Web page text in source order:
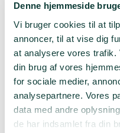
Denne hjemmeside
Vi bruger cookies til at
annoncer, til at vise dig
at analysere vores trafik.
din brug af vores
for sociale medier,
analysepartnere. Vores
data med andre
de har indsamlet fra din
LÆG I KURV